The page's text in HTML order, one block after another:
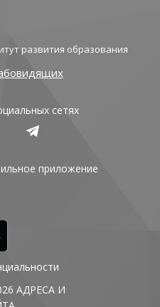
развития образования
сетях
приложение
АДРЕСА И